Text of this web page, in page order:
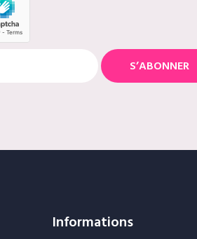
Informations